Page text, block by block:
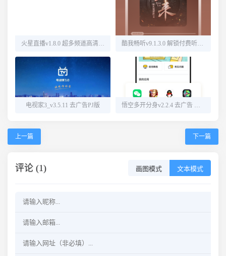
火星直播v1.8.0 超多频道高清直播 酷我畅听v9.1.3.0 解锁付费听书源
电视家3_v3.5.11 去广告PJ版 悟空多开分身v2.2.4 去广告 解锁会员
上一篇 下一篇
评论 (1) 画图模式 文本模式